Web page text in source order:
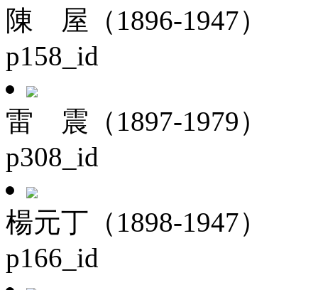
陳 屋（1896-1947）
p158_id
雷 震（1897-1979）
p308_id
楊元丁（1898-1947）
p166_id